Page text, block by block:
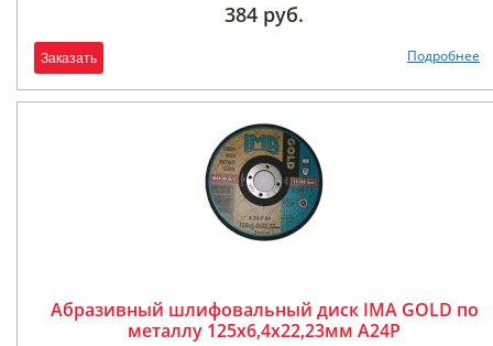
384 руб.
Заказать Подробнее
Абразивный шлифовальный диск IMA GOLD по
металлу 125х6,4х22,23мм A24P